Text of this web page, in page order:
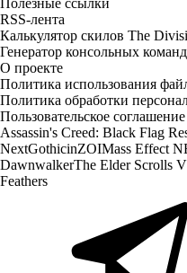
RSS-лента
Калькулятор скилов The
Генератор консольных
О проекте
Политика использования
Политика обработки
Пользовательское соглашение
Assassin's Creed: Black Flag
NextGothicinZOIMass Effect
DawnwalkerThe Elder Scrolls
Feathers